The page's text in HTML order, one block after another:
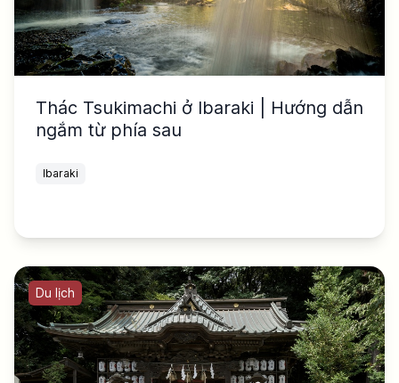
Thác Tsukimachi ở Ibaraki | Hướng dẫn
ngắm từ phía sau
Ibaraki
Du lịch